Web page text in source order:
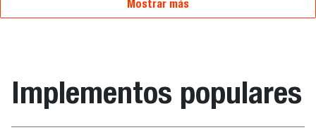
Mostrar más
Implementos populares